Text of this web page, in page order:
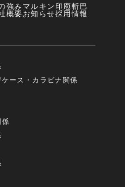
強み マルキン印 庖斬巴
概要お知らせ採用情報
ース・カラビナ関係
係